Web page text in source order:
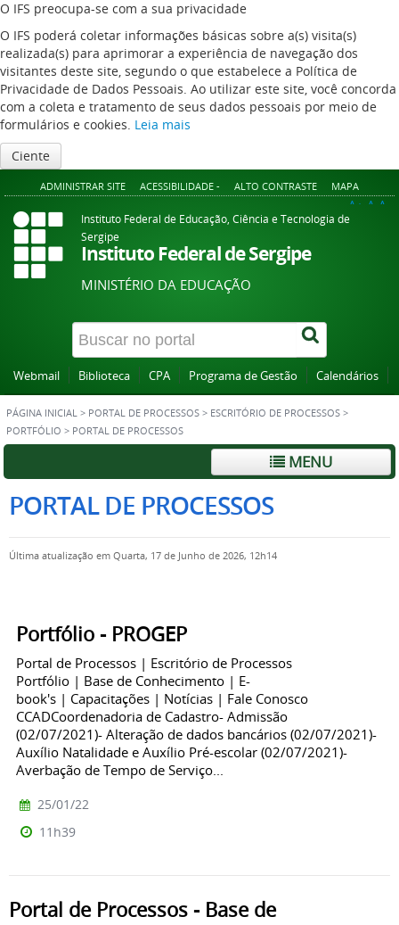
O IFS preocupa-se com a sua privacidade
O IFS poderá coletar informações básicas sobre a(s) visita(s)
realizada(s) para aprimorar a experiência de navegação dos
visitantes deste site, segundo o que estabelece a Política de
Privacidade de Dados Pessoais. Ao utilizar este site, você concorda
com a coleta e tratamento de seus dados pessoais por meio de
formulários e cookies. Leia mais
Ciente
ADMINISTRAR SITE ACESSIBILIDADE - ALTO CONTRASTE MAPA
A+ A A-
Instituto Federal de Educação, Ciência e Tecnologia de
Sergipe
Instituto Federal de Sergipe
MINISTÉRIO DA EDUCAÇÃO
Webmail Biblioteca CPA Programa de Gestão Calendários
PÁGINA INICIAL > PORTAL DE PROCESSOS > ESCRITÓRIO DE PROCESSOS >
PORTFÓLIO > PORTAL DE PROCESSOS
MENU
PORTAL DE PROCESSOS
Última atualização em Quarta, 17 de Junho de 2026, 12h14
Portfólio - PROGEP
Portal de Processos | Escritório de Processos
Portfólio | Base de Conhecimento | E-
book's | Capacitações | Notícias | Fale Conosco
CCADCoordenadoria de Cadastro- Admissão
(02/07/2021)- Alteração de dados bancários (02/07/2021)-
Auxílio Natalidade e Auxílio Pré-escolar (02/07/2021)-
Averbação de Tempo de Serviço...
25/01/22
11h39
Portal de Processos - Base de